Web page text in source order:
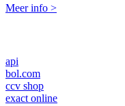
Meer info >
api
bol.com
ccv shop
exact online